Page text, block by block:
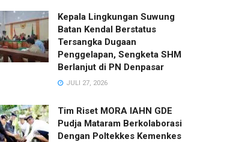
Kepala Lingkungan Suwung
Batan Kendal Berstatus
Tersangka Dugaan
Penggelapan, Sengketa SHM
Berlanjut di PN Denpasar
JULI 27, 2026
Tim Riset MORA IAHN GDE
Pudja Mataram Berkolaborasi
Dengan Poltekkes Kemenkes